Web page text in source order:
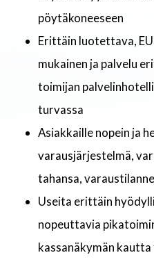
pöytäkoneeseen
Erittäin luotettava,
mukainen ja palvelu
toimijan
turvassa
Asiakkaille nopein ja
varausjärjestelmä,
tahansa,
Useita erittäin
nopeuttavia
kassanäkymän